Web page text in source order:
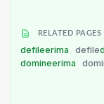
RELATED PAGES
defileerima defile
domineerima